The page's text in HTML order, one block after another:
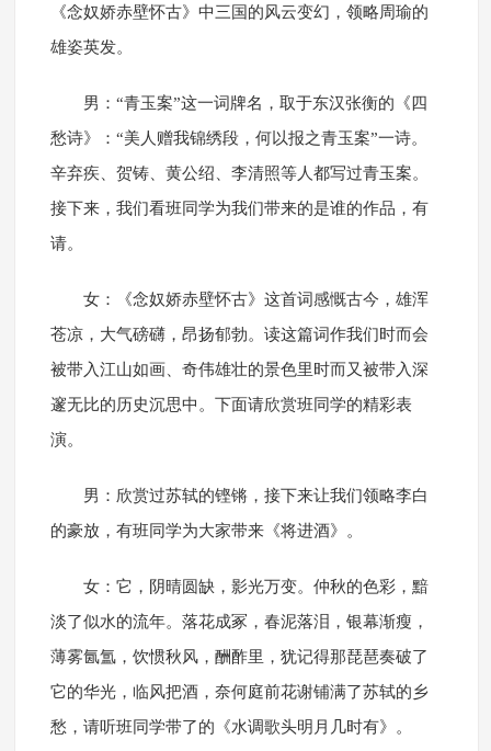
《念奴娇赤壁怀古》中三国的风云变幻，领略周瑜的
雄姿英发。
男：“青玉案”这一词牌名，取于东汉张衡的《四
愁诗》：“美人赠我锦绣段，何以报之青玉案”一诗。
辛弃疾、贺铸、黄公绍、李清照等人都写过青玉案。
接下来，我们看班同学为我们带来的是谁的作品，有
请。
女：《念奴娇赤壁怀古》这首词感慨古今，雄浑
苍凉，大气磅礴，昂扬郁勃。读这篇词作我们时而会
被带入江山如画、奇伟雄壮的景色里时而又被带入深
邃无比的历史沉思中。下面请欣赏班同学的精彩表
演。
男：欣赏过苏轼的铿锵，接下来让我们领略李白
的豪放，有班同学为大家带来《将进酒》。
女：它，阴晴圆缺，影光万变。仲秋的色彩，黯
淡了似水的流年。落花成冢，春泥落泪，银幕渐瘦，
薄雾氤氲，饮惯秋风，酬酢里，犹记得那琵琶奏破了
它的华光，临风把酒，奈何庭前花谢铺满了苏轼的乡
愁，请听班同学带了的《水调歌头明月几时有》。